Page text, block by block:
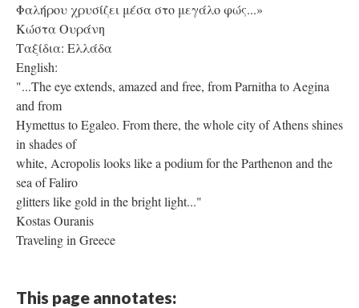
Φαλήρου χρυσίζει μέσα στο μεγάλο φώς...»
Κώστα Ουράνη
Ταξίδια: Ελλάδα
English:
"...The eye extends, amazed and free, from Parnitha to Aegina
and from
Hymettus to Egaleo. From there, the whole city of Athens shines
in shades of
white, Acropolis looks like a podium for the Parthenon and the
sea of Faliro
glitters like gold in the bright light..."
Kostas Ouranis
Traveling in Greece
This page annotates: